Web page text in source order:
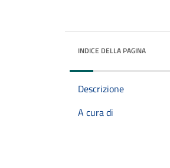
INDICE DELLA PAGINA
Descrizione
A cura di